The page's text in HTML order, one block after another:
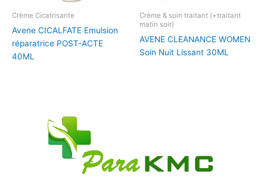
Crème Cicatrisante
Avene CICALFATE Emulsion
réparatrice POST-ACTE
40ML
Crème & soin traitant (+traitant
matin soir)
AVENE CLEANANCE WOMEN
Soin Nuit Lissant 30ML